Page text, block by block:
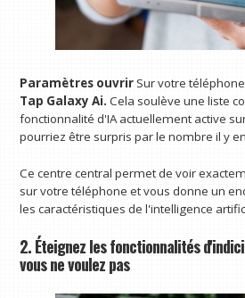
Paramètres ouvrirSur votre
Tap Galaxy Ai.Cela soulève une liste
fonctionnalité d'IA actuellement active
pourriez être surpris par le nombre il y
Ce centre central permet de voir
sur votre téléphone et vous donne un
les caractéristiques de l'intelligence
2. Éteignez les fonctionnalités
vous ne voulez pas